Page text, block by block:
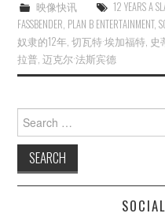
映像快讯 12 YEARS A
FASSBENDER, PLAN B ENTERTAINMENT,
奴隶的12年,切瓦特·埃加福特, 史
拉普,迈克尔·法斯宾德
Search
for: